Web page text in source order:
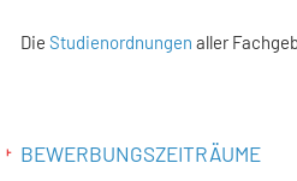
Die Studienordnungen aller
BEWERBUNGSZEITRÄUME